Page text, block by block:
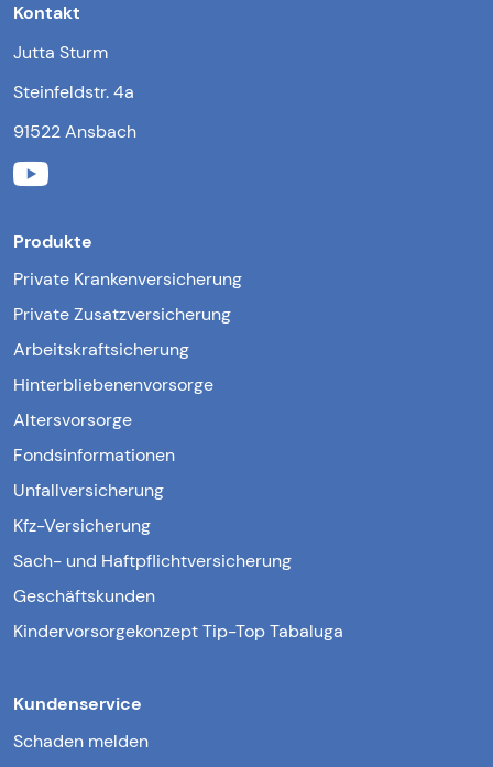
Kontakt
Jutta Sturm
Steinfeldstr. 4a
91522 Ansbach
Produkte
Private Krankenversicherung
Private Zusatzversicherung
Arbeitskraftsicherung
Hinterbliebenenvorsorge
Altersvorsorge
Fondsinformationen
Unfallversicherung
Kfz-Versicherung
Sach- und Haftpflichtversicherung
Geschäftskunden
Kindervorsorgekonzept Tip-Top Tabaluga
Kundenservice
Schaden melden